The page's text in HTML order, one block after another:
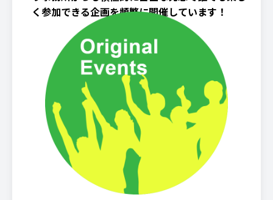
く参加できる企画を頻繁に開催しています！